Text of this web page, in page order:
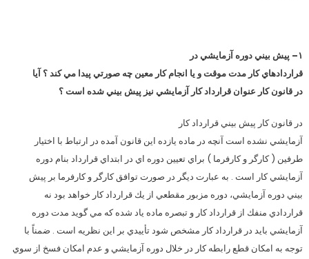
۱– پيش بيني دوره آزمايشي در
قراردادهاي كار مدت موقت و يا انجام كار معين چه صورتي پيدا مي كند ؟ آيا
در قانون كار عنوان قرارداد كار آزمايشي نيز پيش بيني شده است ؟
در قانون كار پيش بيني قرارداد كار
آزمايشي نشده است آنچه در ماده يازده اين قانون آمده در ارتباط با اختيار
طرفين ( كارگر و كارفرما ) براي تعيين دوره اي در ابتداي قرارداد بنام دوره
آزمايشي كار است . به عبارت ديگر در صورت توافق كارگر و كارفرما بر پيش
بيني دوره آزمايشي، دوره مزبور مقطعي از يك قرارداد كار خواهد بود نه
قراردادي منفك از قرارداد كار و تبصره ماده ياد شده كه مي گويد مدت دوره
آزمايشي بايد در قرارداد كار مشخص شود تأييدي بر اين نظريه است . ضمناً با
توجه به امكان قطع رابطه كار در خلال دوره آزمايشي و عدم امكان فسخ از سوي